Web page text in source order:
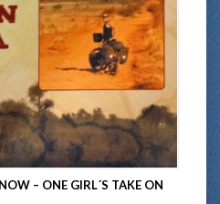
– ONE GIRL´S TAKE ON